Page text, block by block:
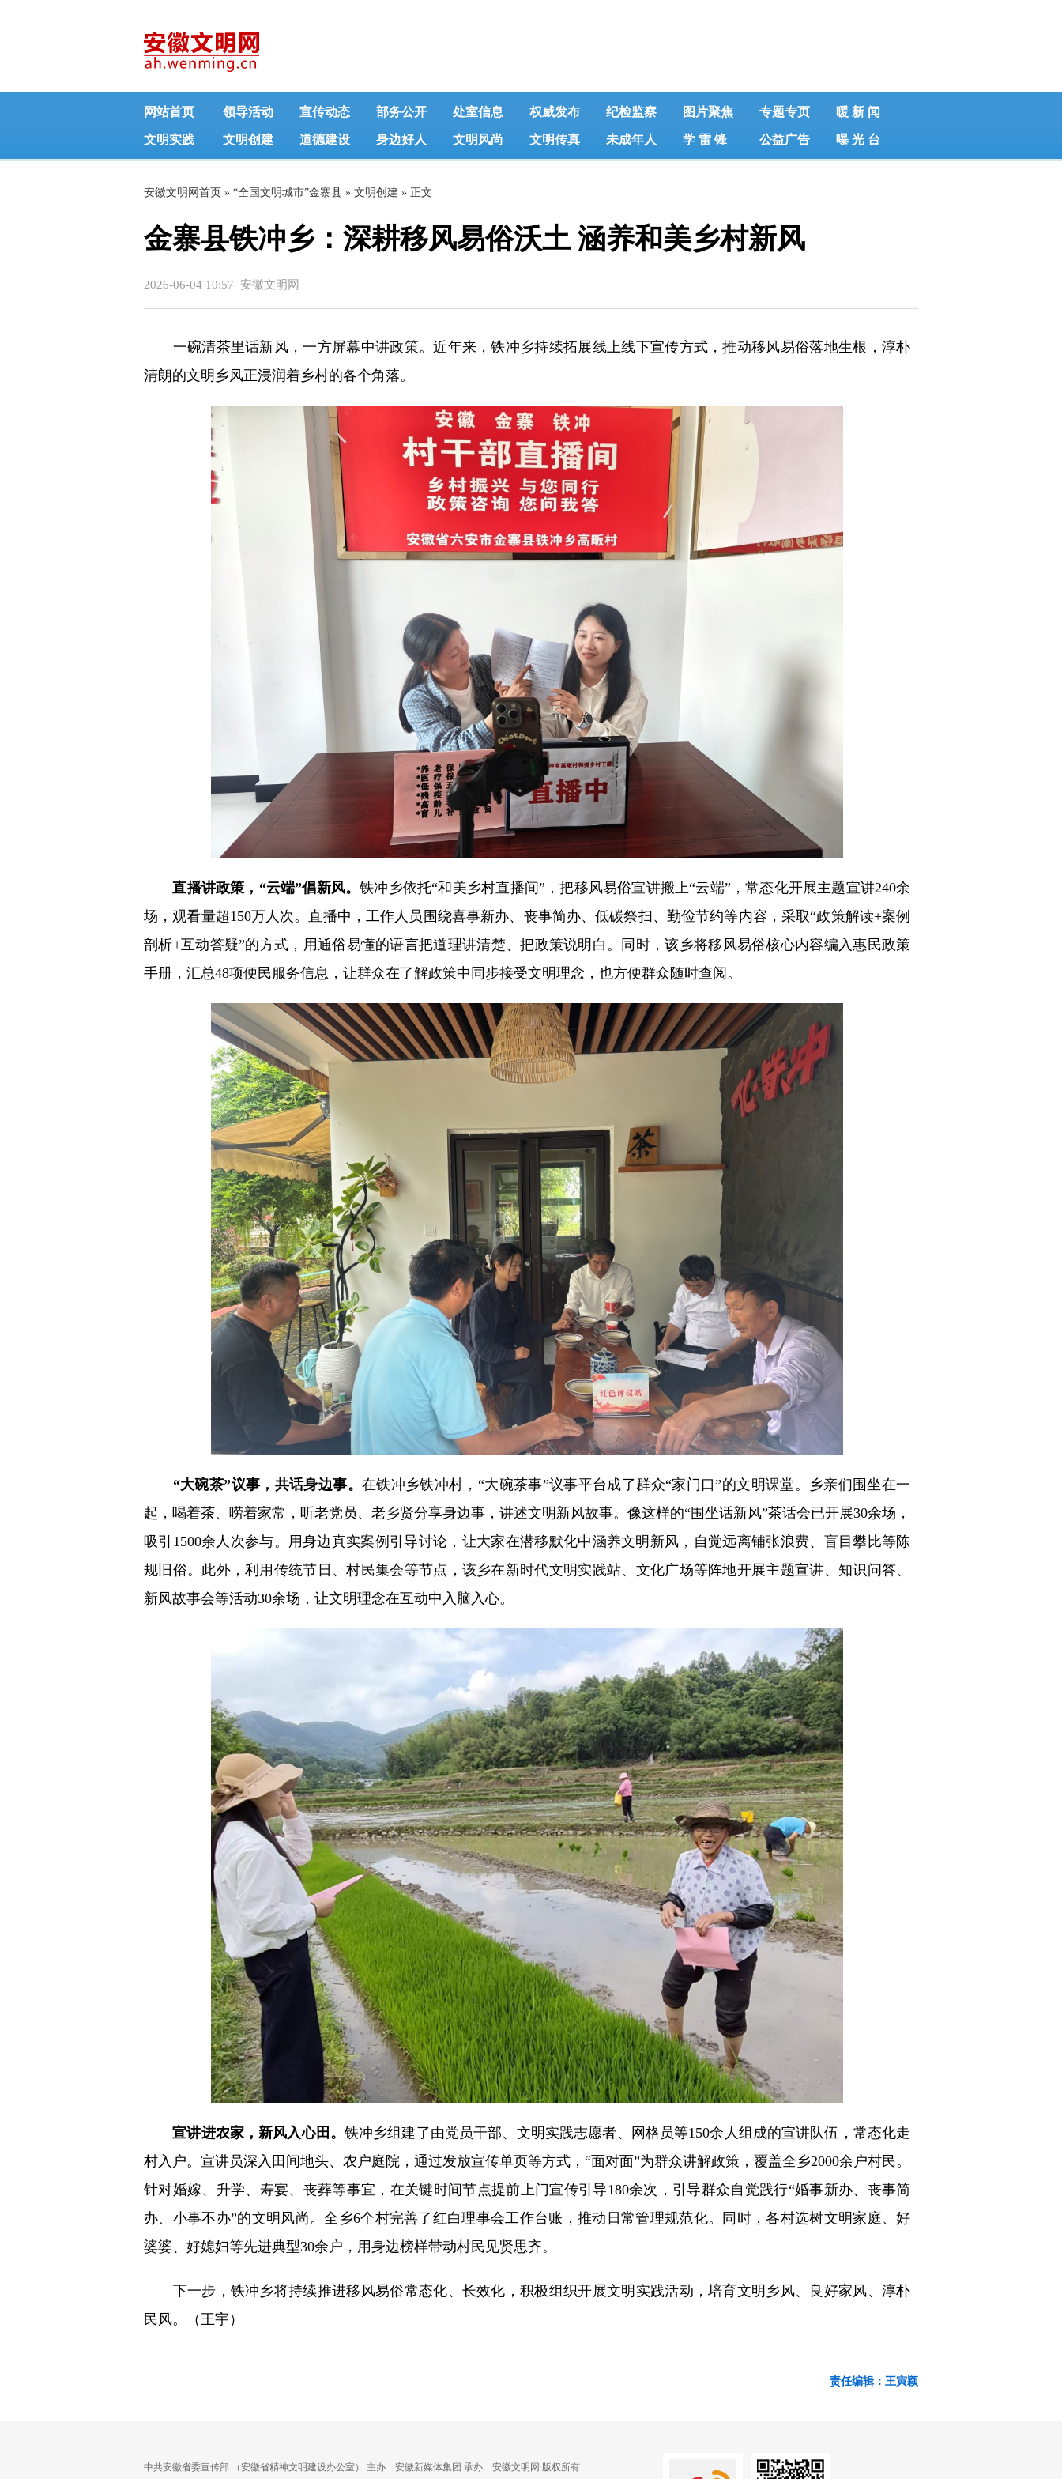
网站首页 领导活动 宣传动态 部务公开 处室信息 权威发布 纪检监察 图片聚焦 专题专页 暖 新 闻
文明实践 文明创建 道德建设 身边好人 文明风尚 文明传真 未成年人 学 雷 锋 公益广告 曝 光 台
安徽文明网首页 » “全国文明城市”金寨县 » 文明创建 » 正文
金寨县铁冲乡：深耕移风易俗沃土 涵养和美乡村新风
2026-06-04 10:57 安徽文明网
一碗清茶里话新风，一方屏幕中讲政策。近年来，铁冲乡持续拓展线上线下宣传方式，推动移风易俗落地生根，淳朴
清朗的文明乡风正浸润着乡村的各个角落。
直播讲政策，“云端”倡新风。铁冲乡依托“和美乡村直播间”，把移风易俗宣讲搬上“云端”，常态化开展主题宣讲240余
场，观看量超150万人次。直播中，工作人员围绕喜事新办、丧事简办、低碳祭扫、勤俭节约等内容，采取“政策解读+案例
剖析+互动答疑”的方式，用通俗易懂的语言把道理讲清楚、把政策说明白。同时，该乡将移风易俗核心内容编入惠民政策
手册，汇总48项便民服务信息，让群众在了解政策中同步接受文明理念，也方便群众随时查阅。
“大碗茶”议事，共话身边事。 在铁冲乡铁冲村，“大碗茶事”议事平台成了群众“家门口”的文明课堂。乡亲们围坐在一
起，喝着茶、唠着家常，听老党员、老乡贤分享身边事，讲述文明新风故事。像这样的“围坐话新风”茶话会已开展30余场，
吸引1500余人次参与。用身边真实案例引导讨论，让大家在潜移默化中涵养文明新风，自觉远离铺张浪费、盲目攀比等陈
规旧俗。此外，利用传统节日、村民集会等节点，该乡在新时代文明实践站、文化广场等阵地开展主题宣讲、知识问答、
新风故事会等活动30余场，让文明理念在互动中入脑入心。
宣讲进农家，新风入心田。 铁冲乡组建了由党员干部、文明实践志愿者、网格员等150余人组成的宣讲队伍，常态化走
村入户。宣讲员深入田间地头、农户庭院，通过发放宣传单页等方式，“面对面”为群众讲解政策，覆盖全乡2000余户村民。
针对婚嫁、升学、寿宴、丧葬等事宜，在关键时间节点提前上门宣传引导180余次，引导群众自觉践行“婚事新办、丧事简
办、小事不办”的文明风尚。全乡6个村完善了红白理事会工作台账，推动日常管理规范化。同时，各村选树文明家庭、好
婆婆、好媳妇等先进典型30余户，用身边榜样带动村民见贤思齐。
下一步，铁冲乡将持续推进移风易俗常态化、长效化，积极组织开展文明实践活动，培育文明乡风、良好家风、淳朴
民风。（王宇）
责任编辑：王寅颖
中共安徽省委宣传部 （安徽省精神文明建设办公室） 主办 安徽新媒体集团 承办 安徽文明网 版权所有